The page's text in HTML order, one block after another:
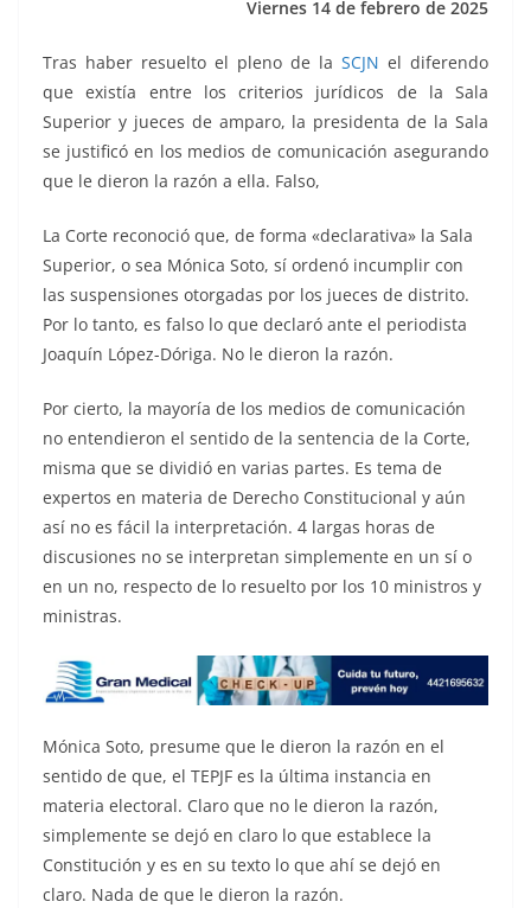
Viernes 14 de febrero de 2025
Tras haber resuelto el pleno de la SCJN el diferendo
que existía entre los criterios jurídicos de la Sala
Superior y jueces de amparo, la presidenta de la Sala
se justificó en los medios de comunicación asegurando
que le dieron la razón a ella. Falso,
La Corte reconoció que, de forma «declarativa» la Sala
Superior, o sea Mónica Soto, sí ordenó incumplir con
las suspensiones otorgadas por los jueces de distrito.
Por lo tanto, es falso lo que declaró ante el periodista
Joaquín López-Dóriga. No le dieron la razón.
Por cierto, la mayoría de los medios de comunicación
no entendieron el sentido de la sentencia de la Corte,
misma que se dividió en varias partes. Es tema de
expertos en materia de Derecho Constitucional y aún
así no es fácil la interpretación. 4 largas horas de
discusiones no se interpretan simplemente en un sí o
en un no, respecto de lo resuelto por los 10 ministros y
ministras.
Mónica Soto, presume que le dieron la razón en el
sentido de que, el TEPJF es la última instancia en
materia electoral. Claro que no le dieron la razón,
simplemente se dejó en claro lo que establece la
Constitución y es en su texto lo que ahí se dejó en
claro. Nada de que le dieron la razón.